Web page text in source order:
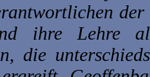
ihre Lehre
die